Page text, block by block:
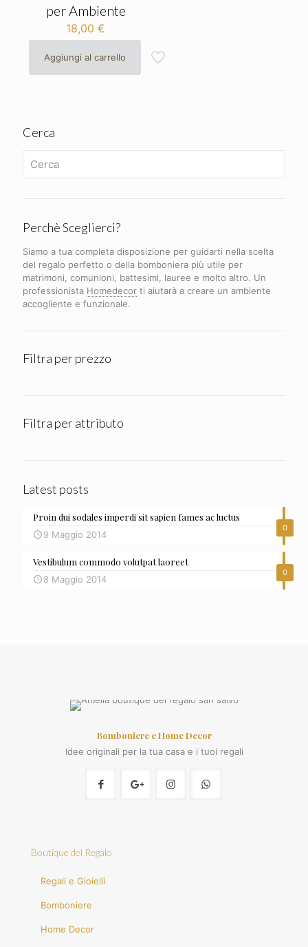
per Ambiente
18,00€
Aggiungi al carrello
Cerca
Perchè Sceglierci?
Siamo a tua completa disposizione per guidarti nella scelta
del regalo perfetto o della bomboniera più utile per
matrimoni, comunioni, battesimi, lauree e molto altro. Un
professionista Homedecor ti aiutarà a creare un ambiente
accogliente e funzionale.
Filtra per prezzo
Filtra per attributo
Latest posts
0
Proin dui sodales imperdi sit sapien fames ac luctus
9 Maggio 2014
0
Vestibulum commodo volutpat laoreet
8 Maggio 2014
Bomboniere e Home Decor
Idee originali per la tua casa e i tuoi regali
Boutique del Regalo
Regali e Gioielli
Bomboniere
Home Decor